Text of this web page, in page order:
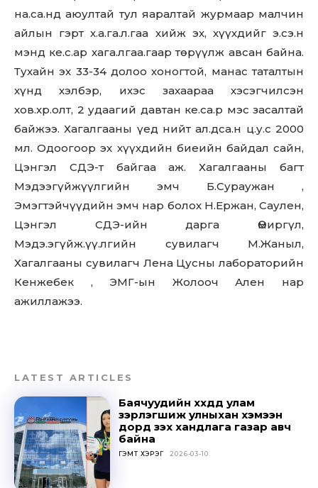
Don't miss
out!
Sing up for our newsletter
to stay in the loop.
SUBSCRIBE
на.са.нд аюултай тул яаралтай журмаар малчин
айлын гэрт х.а.га.л.гаа хийж эх, хүүхдийг э.cэ.н
мэнд ке.с.ар хага.лгаа.гаар төрүүлж авсан байна.
Тухайн эх 33-34 долоо хоногтой, манас таталтын
хүнд хэлбэр, ихэс захаараа хэсэгчилсэн
хов.хр.олт, 2 удаагий давтан ке.са.р мэс засалтай
байжээ. Хагалгааны үед нийт ал.дса.н ц.у.с 2000
мл. Одоогоор эх хүүхдийн биеийн байдал сайн,
Цэнгэл СДЭ-т байгаа аж. Хагалгааны багт
Мэдээгүйжүүлгийн эмч Б.Сураужан ,
Эмэгтэйчүүдийн эмч нар болох Н.Ержан, Саулен,
Цэнгэл СДЭ-ийн дарга Өмиргүл,
Мэдэ.эгүйж.үү.лгийн сувилагч М.Жаныл,
Хагалгааны сувилагч Лена Цусны лабораторийн
Кенжебек , ЭМГ-ын Жолооч Ален нар
ажиллажээ.
LATEST ARTICLES
Баячуудийн хүүхдүүд улам
зэрлэгшиж улныхан хэмээн
дорд үзэх хандлага газар авч
байна
ГЭМТ ХЭРЭГ 2026-03-10